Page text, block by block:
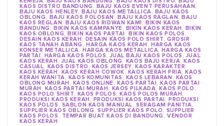
KAOS DISTRO BANDUNG, BAJU KAOS EVENT PERUSAHAAN,
BAJU KAOS HENLEY,BAJU KAOS METALLICA, BAJU KAOS
OBLONG, BAJU KAOS POLOSAN,BAJU KAOS RAGLAN,BAJU
KAOS REGLAN,BAJU KAOS RIDWAN KAMI,BIKIN KAOS
BANDUNG,BIKIN KAOS KAMPANYE, BIKIN KAOS KERAH, BIKIN
KAOS OBLONG,BIKIN KAOS PARTAI, BIKIN KAOS POLOS,
DESAIN KAOS KERAH, DESAIN KAOS POLO SHIRT,GROSIR
KAOS TANAH ABANG,HARGA KAOS KERAH,HARGA KAOS
KONSER METALLICA,HARGA KAOS METALLICA,HARGA KAOS
PARTAI, HARGA KAOS POLOS, JUAL BAJU KAOS POLOS, JUAL
KAOS KERAH, JUAL KAOS OBLONG, KAOS BAJU KERJA,KAOS
CASUAL, KAOS DISTRO, KAOS JERSEY,KAOS KARAKTER,
KAOS KERAH, KAOS KERAH COWOK, KAOS KERAH PRIA,KAOS
KERAH WANITA, KAOS KOMUNITAS, KAOS LEBARAN, KAOS
OBLONG MURAH, KAOS ONLINE,KAOS PARTAI,KAOS PARTAI
MURAH, KAOS PARTAI MURAH, KAOS PILKADA,KAOS POLO,
KAOS POLO SHIRT, KAOS POLOS,KAOS POLOS MURAH,
PRODUKSI KAOS KERAH, PRODUKSI KAOS PARTAI,PRODUKSI
KAOS POLOS, SABLON KAOS MANUAL, SERAGAM PANITIA,
SUPPLIER KAOS OBLONG,SUPPLIER KAOS POLO, SUPPLIER
KAOS POLOS, TEMPAR BUAT KAOS DI BANDUNG, VENDOR
KAOS KERAH